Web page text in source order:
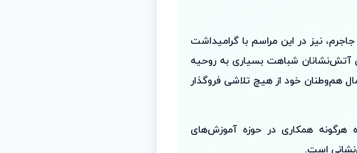
نیز در این مراسم با گرامیداشت
آتش‌نشانان شباهت بسیاری به روحیه
هم‌وطنان خود از هیچ تلاشی فروگذار
هرگونه همکاری در حوزه آموزش‌های
است.